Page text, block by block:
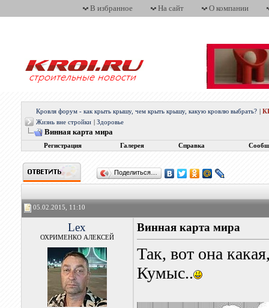
В избранное На сайт О компании
Кровля форум - как крыть крышу, чем крыть крышу, какую кровлю выбрать?
Жизнь вне стройки
Здоровье
Винная карта мира
Регистрация Галерея Справка
Поделиться…
05.02.2015, 11:10
Lex
ОХРИМЕНКО АЛЕКСЕЙ
Винная карта мира
Так, вот она
Кумыс..